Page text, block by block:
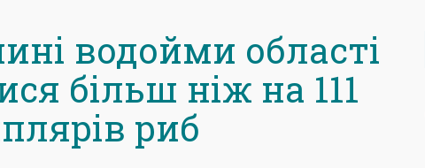
водойми області
більш ніж на 111
риб